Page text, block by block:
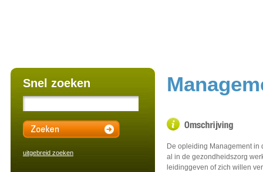
Snel zoeken
uitgebreid zoeken
De opleiding Management in
al in de gezondheidszorg
leidinggeven of zich willen